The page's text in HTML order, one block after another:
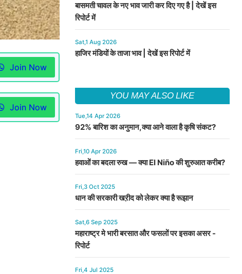
Join Now
Join Now
बासमती चावल के नए भाव जारी कर दिए गए है | देखें इस
रिपोर्ट में
Sat,1 Aug 2026
हाजिर मंडियों के ताजा भाव | देखें इस रिपोर्ट में
YOU MAY ALSO LIKE
Tue,14 Apr 2026
92% बारिश का अनुमान,क्या आने वाला है कृषि संकट?
Fri,10 Apr 2026
हवाओं का बदला रुख — क्या El Niño की शुरुआत करीब?
Fri,3 Oct 2025
धान की सरकारी खऱीद को लेकर क्या है रूझान
Sat,6 Sep 2025
महाराष्ट्र मे भारी बरसात और फसलों पर इसका असर -
रिपोर्ट
Fri,4 Jul 2025